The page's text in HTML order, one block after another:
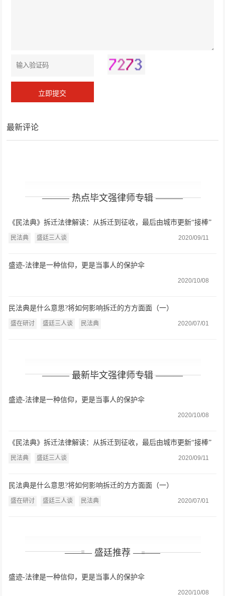
最新评论
——— 热点毕文强律师专辑 ———
《民法典》拆迁法律解读：从拆迁到征收，最后由城市更新“接棒”
（二）
民法典 盛廷三人谈 2020/09/11
盛迹-法律是一种信仰，更是当事人的保护伞
2020/10/08
民法典是什么意思?将如何影响拆迁的方方面面（一）
盛在研讨 盛廷三人谈 民法典 2020/07/01
——— 最新毕文强律师专辑 ———
盛迹-法律是一种信仰，更是当事人的保护伞
2020/10/08
《民法典》拆迁法律解读：从拆迁到征收，最后由城市更新“接棒”
（二）
民法典 盛廷三人谈 2020/09/11
民法典是什么意思?将如何影响拆迁的方方面面（一）
盛在研讨 盛廷三人谈 民法典 2020/07/01
——— 盛廷推荐 ———
盛迹-法律是一种信仰，更是当事人的保护伞
2020/10/08